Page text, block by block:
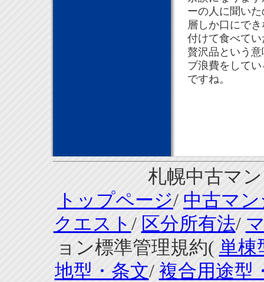
ーの人に聞い
層しか口にで
付けて食べて
贅沢品という
ブ浪費をして
ですね。
札幌中古マ
トップページ/ 中古マ
クエスト / 区分所有法/
ョン標準管理規約( 単棟
地型・条文/ 複合用途型